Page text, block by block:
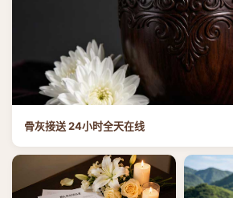
骨灰接送 24小时全天在线